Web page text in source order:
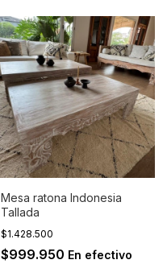
Mesa ratona Indonesia
Tallada
$1.428.500
$999.950 En efectivo